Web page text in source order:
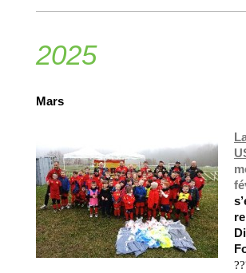
2025
Mars